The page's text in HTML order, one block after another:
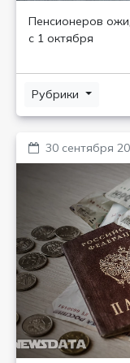
Пенсионеров
с 1 октября
Рубрики
30 сентября